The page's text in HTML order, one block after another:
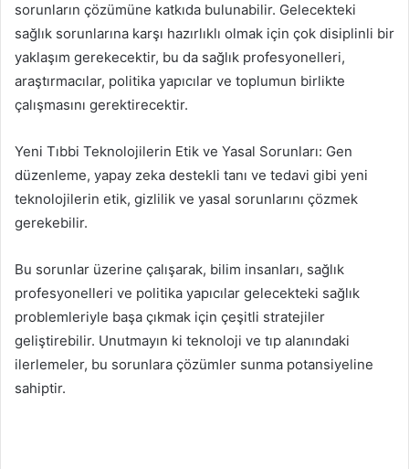
sorunların çözümüne katkıda bulunabilir. Gelecekteki
sağlık sorunlarına karşı hazırlıklı olmak için çok disiplinli bir
yaklaşım gerekecektir, bu da sağlık profesyonelleri,
araştırmacılar, politika yapıcılar ve toplumun birlikte
çalışmasını gerektirecektir.
Yeni Tıbbi Teknolojilerin Etik ve Yasal Sorunları: Gen
düzenleme, yapay zeka destekli tanı ve tedavi gibi yeni
teknolojilerin etik, gizlilik ve yasal sorunlarını çözmek
gerekebilir.
Bu sorunlar üzerine çalışarak, bilim insanları, sağlık
profesyonelleri ve politika yapıcılar gelecekteki sağlık
problemleriyle başa çıkmak için çeşitli stratejiler
geliştirebilir. Unutmayın ki teknoloji ve tıp alanındaki
ilerlemeler, bu sorunlara çözümler sunma potansiyeline
sahiptir.